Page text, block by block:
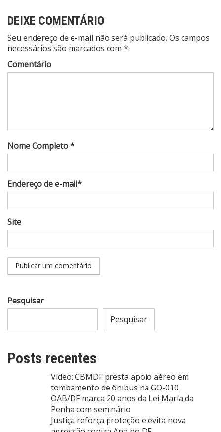
DEIXE COMENTÁRIO
Seu endereço de e-mail não será publicado. Os campos
necessários são marcados com *.
Comentário
Nome Completo *
Endereço de e-mail*
Site
Pesquisar
Pesquisar
Posts recentes
Vídeo: CBMDF presta apoio aéreo em
tombamento de ônibus na GO-010
OAB/DF marca 20 anos da Lei Maria da
Penha com seminário
Justiça reforça proteção e evita nova